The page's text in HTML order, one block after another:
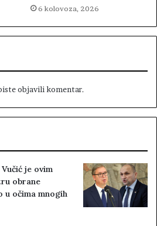
6 kolovoza, 2026
objavili komentar.
je ovim
obrane
očima mnogih